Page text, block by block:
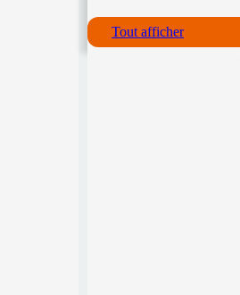
Tout afficher